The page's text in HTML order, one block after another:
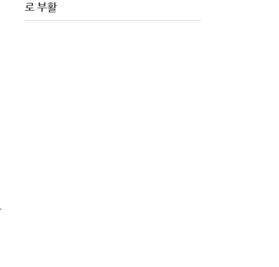
로 부활